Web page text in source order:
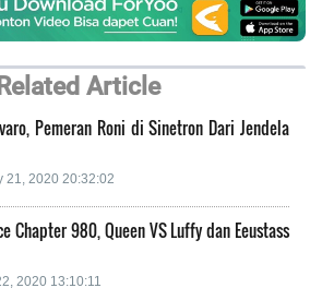
Related Article
Pemeran Roni di Sinetron Dari Jendela
21, 2020 20:32:02
Chapter 980, Queen VS Luffy dan Eeustass
2020 13:10:11